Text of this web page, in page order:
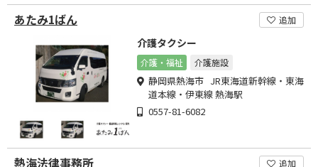
あたみ1ばん 追加
介護タクシー
介護・福祉 介護施設
静岡県熱海市 JR東海道新幹線・東海
道本線・伊東線 熱海駅
0557-81-6082
熱海法律事務所 追加